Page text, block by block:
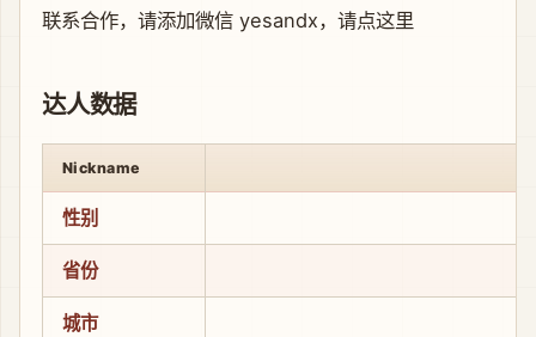
联系合作，请添加微信 yesandx， 请点这里
达人数据
Nickname
性别
省份
城市